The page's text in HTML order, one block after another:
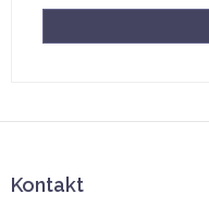
Kontakt